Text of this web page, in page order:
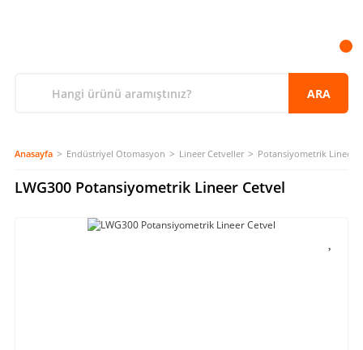
ARA
Anasayfa Endüstriyel Otomasyon Lineer Cetveller Potansiyometrik Lineer
LWG300 Potansiyometrik Lineer Cetvel